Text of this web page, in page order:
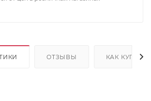
ОТЗЫВЫ КАК КУПИТЬ